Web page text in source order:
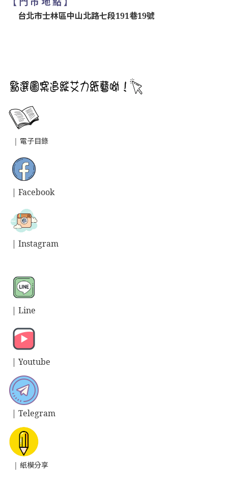
台北市士林區中山北路七段191巷19號
| 電子目錄
| Facebook
| Instagram
| Line
| Youtube
| Telegram
| 紙模分享